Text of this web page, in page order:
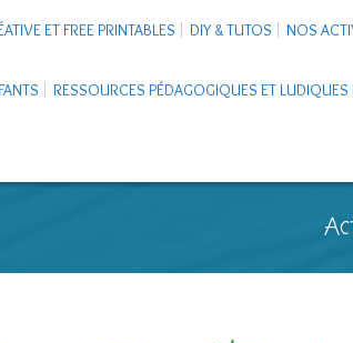
ET FREE PRINTABLES DIY & TUTOS NOS
RESSOURCES PÉDAGOGIQUES ET LUDIQUES
CARNETS DE VOYAGE ENFANTS